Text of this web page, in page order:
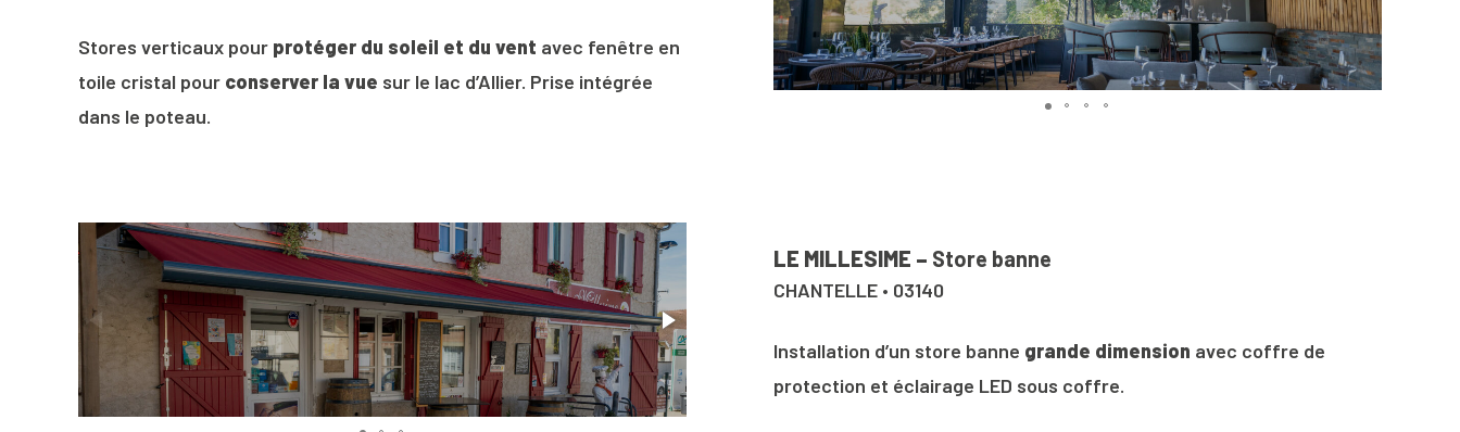
Stores verticaux pour protéger du soleil et du vent avec fenêtre en
toile cristal pour conserver la vue sur le lac d’Allier. Prise intégrée
dans le poteau.
LE MILLESIME – Store banne
CHANTELLE • 03140
Installation d’un store banne grande dimension avec coffre de
protection et éclairage LED sous coffre.